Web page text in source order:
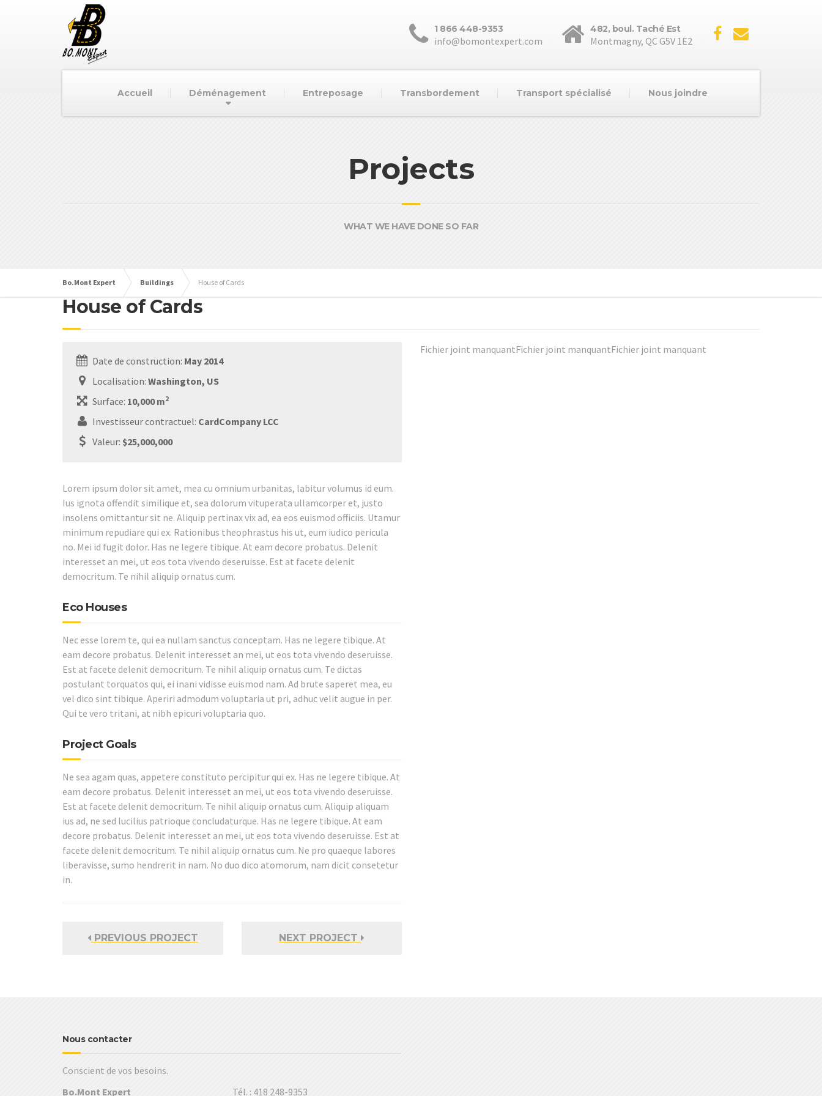
1 866 448-9353
info@bomontexpert.com
482, boul. Taché Est
Montmagny, QC G5V 1E2
Accueil Déménagement Entreposage Transbordement Transport spécialisé Nous joindre
Projects
WHAT WE HAVE DONE SO FAR
Bo.Mont Expert Buildings House of Cards
House of Cards
Date de construction: May 2014
Localisation: Washington, US
Surface: 10,000 m2
Investisseur contractuel: CardCompany LCC
Valeur: $25,000,000
Lorem ipsum dolor sit amet, mea cu omnium urbanitas, labitur volumus id eum.
Ius ignota offendit similique et, sea dolorum vituperata ullamcorper et, justo
insolens omittantur sit ne. Aliquip pertinax vix ad, ea eos euismod officiis. Utamur
minimum repudiare qui ex. Rationibus theophrastus his ut, eum iudico pericula
no. Mei id fugit dolor. Has ne legere tibique. At eam decore probatus. Delenit
interesset an mei, ut eos tota vivendo deseruisse. Est at facete delenit
democritum. Te nihil aliquip ornatus cum.
Eco Houses
Nec esse lorem te, qui ea nullam sanctus conceptam. Has ne legere tibique. At
eam decore probatus. Delenit interesset an mei, ut eos tota vivendo deseruisse.
Est at facete delenit democritum. Te nihil aliquip ornatus cum. Te dictas
postulant torquatos qui, ei inani vidisse euismod nam. Ad brute saperet mea, eu
vel dico sint tibique. Aperiri admodum voluptaria ut pri, adhuc velit augue in per.
Qui te vero tritani, at nibh epicuri voluptaria quo.
Project Goals
Ne sea agam quas, appetere constituto percipitur qui ex. Has ne legere tibique. At
eam decore probatus. Delenit interesset an mei, ut eos tota vivendo deseruisse.
Est at facete delenit democritum. Te nihil aliquip ornatus cum. Aliquip aliquam
ius ad, ne sed lucilius patrioque concludaturque. Has ne legere tibique. At eam
decore probatus. Delenit interesset an mei, ut eos tota vivendo deseruisse. Est at
facete delenit democritum. Te nihil aliquip ornatus cum. Ne pro quaeque labores
liberavisse, sumo hendrerit in nam. No duo dico atomorum, nam dicit consetetur
in.
PREVIOUS PROJECT NEXT PROJECT
Fichier joint manquantFichier joint manquantFichier joint manquant
Nous contacter
Conscient de vos besoins.
Bo.Mont Expert
Tél. : 418 248-9353